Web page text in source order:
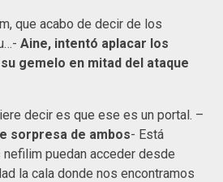
que acabo de decir de los
Aine, intentó aplacar los
gemelo en mitad del ataque
decir es que ese es un portal. –
sorpresa de ambos- Está
puedan acceder desde
la cala donde nos encontramos